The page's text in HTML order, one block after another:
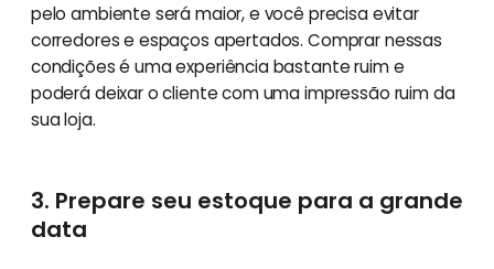
pelo ambiente será maior, e você precisa evitar
corredores e espaços apertados. Comprar nessas
condições é uma experiência bastante ruim e
poderá deixar o cliente com uma impressão ruim da
sua loja.
3. Prepare seu estoque para a grande
data